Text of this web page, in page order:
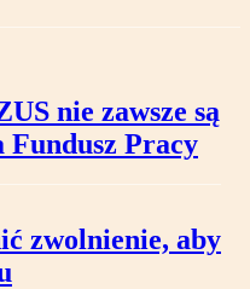
nie zawsze są
Fundusz Pracy
zwolnienie, aby